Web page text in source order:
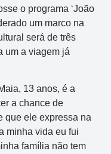
o programa ‘João
um marco na
será de três
um a viagem já
13 anos, é a
a chance de
que ele expressa na
minha vida eu fui
família não tem